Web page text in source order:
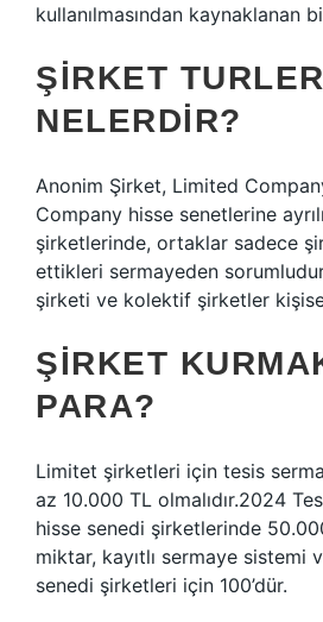
kullanılmasından kaynaklanan
ŞIRKET
NELERDIR?
Anonim Şirket, Limited
Company hisse senetlerine
şirketlerinde, ortaklar sadece
ettikleri sermayeden
şirketi ve kolektif şirketler
ŞIRKET
PARA?
Limitet şirketleri için tesis
az 10.000 TL olmalıdır.2024
hisse senedi şirketlerinde
miktar, kayıtlı sermaye sistemi
senedi şirketleri için 100’dür.